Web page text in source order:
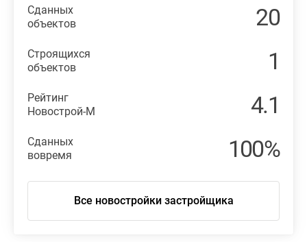
Сданных
объектов
20
Строящихся
объектов
1
Рейтинг
Новострой-М
4.1
Сданных
вовремя
100%
Все новостройки застройщика